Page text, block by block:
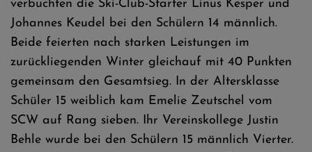
verbuchten die Ski-Club-Starter Linus Kesper und
Johannes Keudel bei den Schülern 14 männlich.
Beide feierten nach starken Leistungen im
zurückliegenden Winter gleichauf mit 40 Punkten
gemeinsam den Gesamtsieg. In der Altersklasse
Schüler 15 weiblich kam Emelie Zeutschel vom
SCW auf Rang sieben. Ihr Vereinskollege Justin
Behle wurde bei den Schülern 15 männlich Vierter.